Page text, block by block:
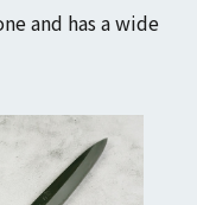
and has a wide